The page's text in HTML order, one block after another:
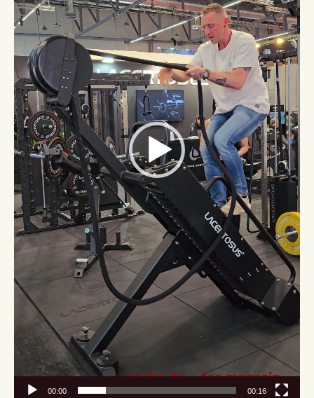
00:00 00:16